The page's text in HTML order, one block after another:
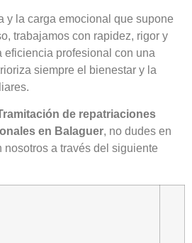
y la carga emocional que supone
trabajamos con rapidez, rigor y
eficiencia profesional con una
siempre el bienestar y la
de repatriaciones
en Balaguer, no dudes en
nosotros a través del siguiente